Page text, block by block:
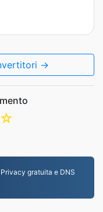
→
☆
gratuita e DNS